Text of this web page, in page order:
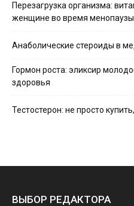
Перезагрузка организма:
женщине во время менопаузы
Анаболические стероиды в
Гормон роста: эликсир
здоровья
Тестостерон: не просто
ВЫБОР РЕДАКТОРА